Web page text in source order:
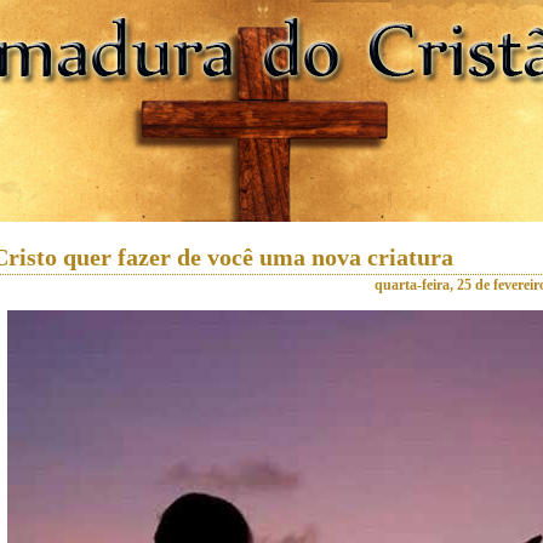
quer fazer de você uma nova criatura
quarta-feira, 25 de